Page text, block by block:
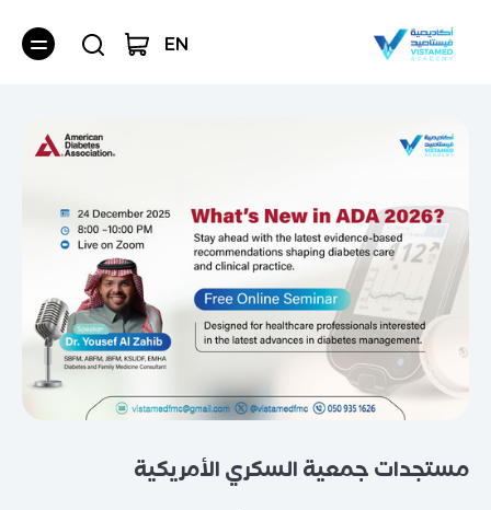
EN
مستجدات جمعية السكري الأمريكية